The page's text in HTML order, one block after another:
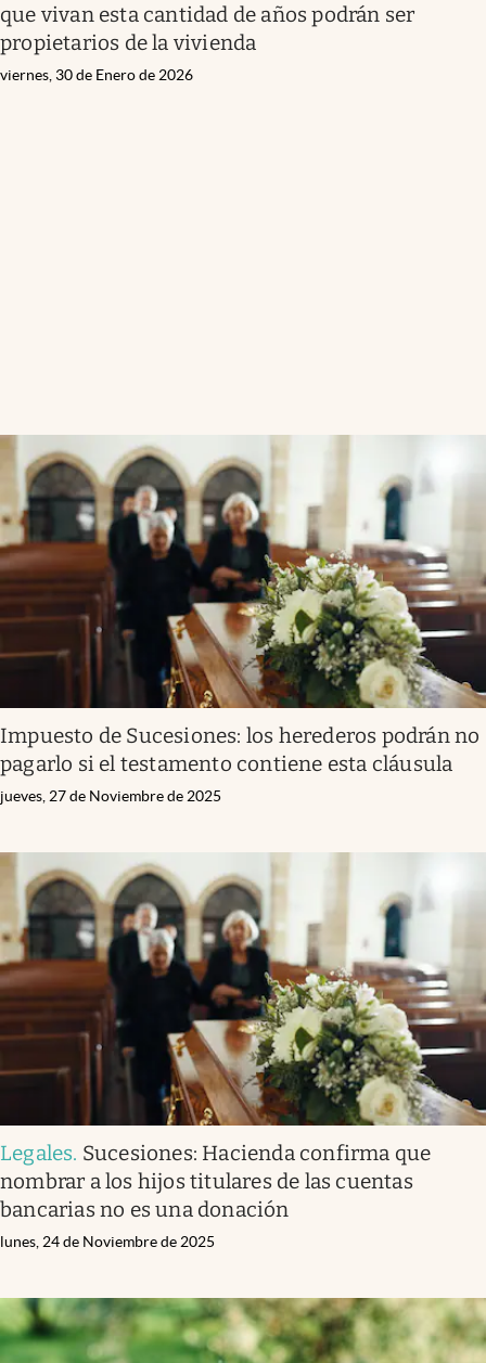
que vivan esta cantidad de años podrán ser
propietarios de la vivienda
viernes, 30 de Enero de 2026
Impuesto de Sucesiones: los herederos podrán no
pagarlo si el testamento contiene esta cláusula
jueves, 27 de Noviembre de 2025
Legales. Sucesiones: Hacienda confirma que
nombrar a los hijos titulares de las cuentas
bancarias no es una donación
lunes, 24 de Noviembre de 2025